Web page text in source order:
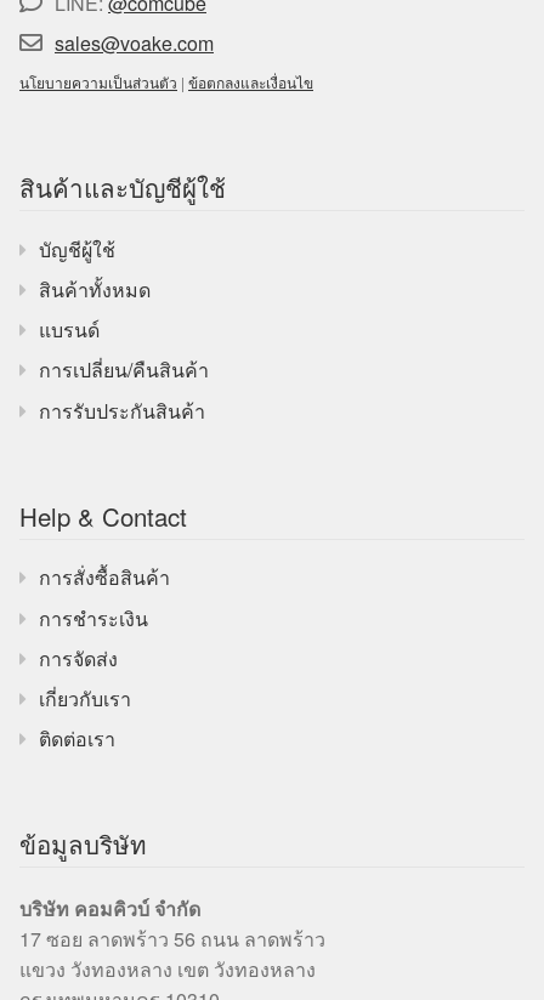
sales@voake.com
นโยบายความเป็นส่วนตัว | ข้อตกลงและเงื่อนไข
สินค้าและบัญชีผู้ใช้
บัญชีผู้ใช้
สินค้าทั้งหมด
แบรนด์
การเปลี่ยน/คืนสินค้า
การรับประกันสินค้า
Help & Contact
การสั่งซื้อสินค้า
การชำระเงิน
การจัดส่ง
เกี่ยวกับเรา
ติดต่อเรา
ข้อมูลบริษัท
บริษัท คอมคิวบ์ จำกัด
17 ซอย ลาดพร้าว 56 ถนน ลาดพร้าว
แขวง วังทองหลาง เขต วังทองหลาง